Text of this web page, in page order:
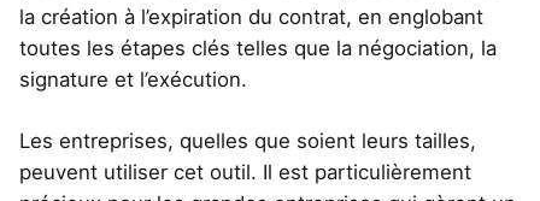
la création à l’expiration du contrat, en englobant
toutes les étapes clés telles que la négociation, la
signature et l’exécution.
Les entreprises, quelles que soient leurs tailles,
peuvent utiliser cet outil. Il est particulièrement